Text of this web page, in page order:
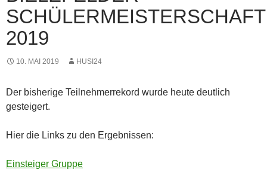
SCHÜLERMEISTERSCHAFT
2019
10. MAI 2019 HUSI24
Der bisherige Teilnehmerrekord wurde heute deutlich
gesteigert.
Hier die Links zu den Ergebnissen:
Einsteiger Gruppe